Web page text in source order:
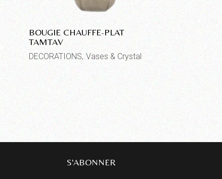
BOUGIE CHAUFFE-PLAT
TAMTAV
DECORATIONS Vases & Crystal
S'ABONNER